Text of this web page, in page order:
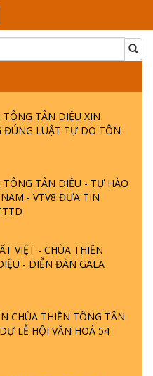
TÔNG TÂN DIỆU XIN
ĐÚNG LUẬT TỰ DO TÔN
TÔNG TÂN DIỆU - TỰ HÀO
- VTV8 ĐƯA TIN
VIỆT - CHÙA THIỀN
- DIỄN ĐÀN GALA
CHÙA THIỀN TÔNG TÂN
LỄ HỘI VĂN HOÁ 54